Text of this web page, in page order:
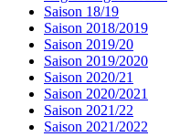
Saison 18/19
Saison 2018/2019
Saison 2019/20
Saison 2019/2020
Saison 2020/21
Saison 2020/2021
Saison 2021/22
Saison 2021/2022